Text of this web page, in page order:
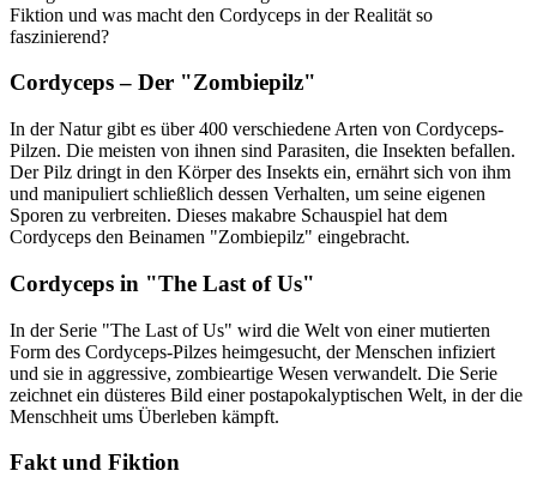
Fiktion und was macht den Cordyceps in der Realität so
faszinierend?
Cordyceps – Der "Zombiepilz"
In der Natur gibt es über 400 verschiedene Arten von Cordyceps-
Pilzen. Die meisten von ihnen sind Parasiten, die Insekten befallen.
Der Pilz dringt in den Körper des Insekts ein, ernährt sich von ihm
und manipuliert schließlich dessen Verhalten, um seine eigenen
Sporen zu verbreiten. Dieses makabre Schauspiel hat dem
Cordyceps den Beinamen "Zombiepilz" eingebracht.
Cordyceps in "The Last of Us"
In der Serie "The Last of Us" wird die Welt von einer mutierten
Form des Cordyceps-Pilzes heimgesucht, der Menschen infiziert
und sie in aggressive, zombieartige Wesen verwandelt. Die Serie
zeichnet ein düsteres Bild einer postapokalyptischen Welt, in der die
Menschheit ums Überleben kämpft.
Fakt und Fiktion